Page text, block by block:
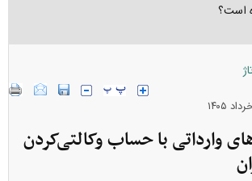
است؟
وارداتی با حساب وکالتی‌کردن